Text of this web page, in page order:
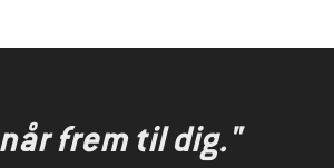
frem til dig."